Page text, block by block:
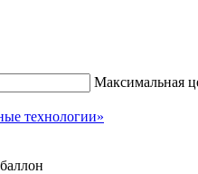
Максимальная
технологии»